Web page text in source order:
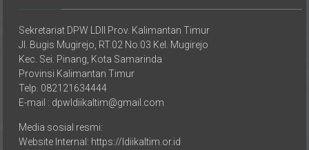
Jl. Bugis Mugirejo, RT.02 No.03 Kel. Mugirejo
Kec. Sei. Pinang, Kota Samarinda
Provinsi Kalimantan Timur
Telp. 082121634444
E-mail : dpwldiikaltim@gmail.com
Website Internal: https://ldiikaltim.or.id
Website External: https://kaltimpro.id